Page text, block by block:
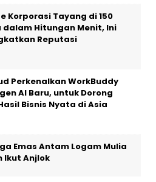
Korporasi Tayang di 150
dalam Hitungan Menit, Ini
Reputasi
Perkenalkan WorkBuddy
AI Baru, untuk Dorong
Bisnis Nyata di Asia
Emas Antam Logam Mulia
Ikut Anjlok